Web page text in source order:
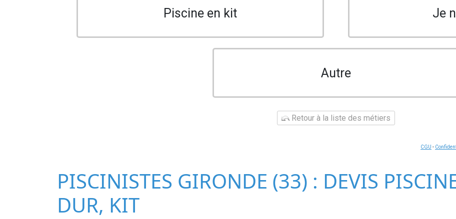
Piscine en kit Je
Autre
Retour à la liste des métiers
CGU -
PISCINISTES GIRONDE (33) : DEVIS
DUR, KIT